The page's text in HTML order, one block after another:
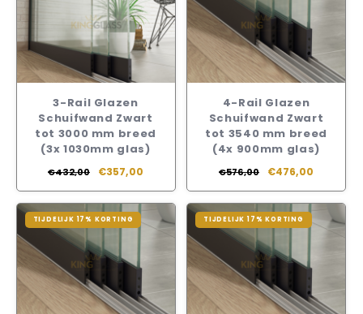
3-Rail Glazen
Schuifwand Zwart
tot 3000 mm breed
(3x 1030mm glas)
€432,00 €357,00
4-Rail Glazen
Schuifwand Zwart
tot 3540 mm breed
(4x 900mm glas)
€576,00 €476,00
TIJDELIJK 17% KORTING TIJDELIJK 17% KORTING